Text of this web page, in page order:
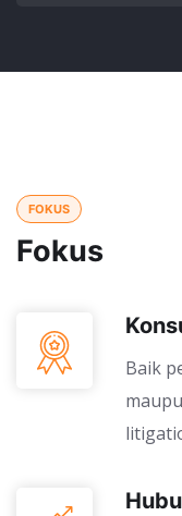
FOKUS
Fokus
Baik